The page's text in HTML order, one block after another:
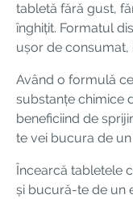
tabletă fără gust,
înghițit. Formatul
ușor de consumat,
Având o formulă
substanțe chimice
beneficiind de
te vei bucura de
Încearcă tabletele
și bucură-te de un